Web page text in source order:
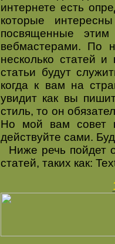
интернете есть
которые
посвященные
вебмастерами. По
несколько статей
статьи будут
когда к вам на
увидит как вы
стиль, то он
Но мой вам совет
действуйте сами.
Ниже речь пойдет
статей, таких как: